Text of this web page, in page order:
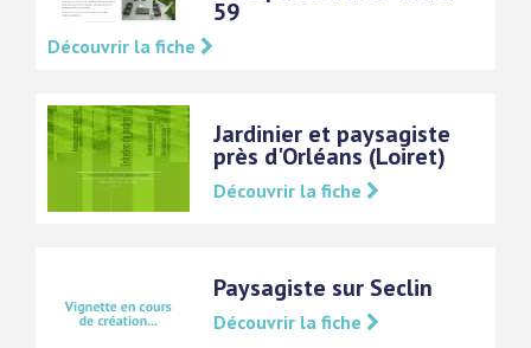
59
Découvrir la fiche
Jardinier et paysagiste
près d'Orléans (Loiret)
Découvrir la fiche
Paysagiste sur Seclin
Découvrir la fiche